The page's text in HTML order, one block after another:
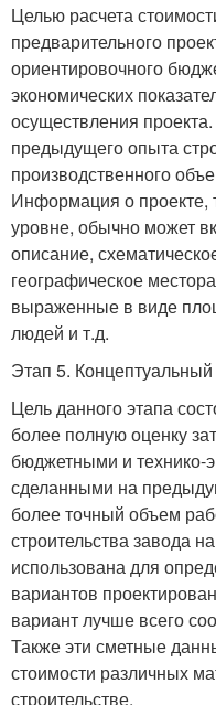
Целью расчета
предварительного
ориентировочного
экономических
осуществления
предыдущего опыта
производственного
Информация о проекте,
уровне, обычно может
описание,
географическое
выраженные в виде
людей и т.д.
Этап 5.
Цель данного этапа
более полную оценку
бюджетными и технико-
сделанными на
более точный объем
строительства завода
использована для
вариантов
вариант лучше всего
Также эти сметные
стоимости различных
строительстве.